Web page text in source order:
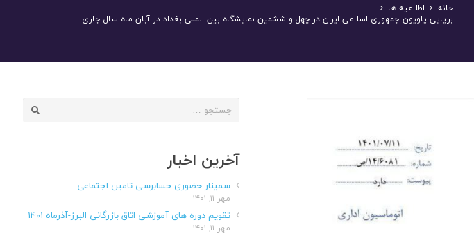
خانه
اطلاعیه ها
برپایی پاویون جمهوری اسلامی ایران در چهل و ششمین نمایشگاه بین المللی بغداد در آبان ماه سال جاری
جستجو
آخرین اخبار
سمینار حضوری حسابرسی تامین اجتماعی
مهر ۱۱, ۱۴۰۱
تقویم دوره های آموزشی اتاق بازرگانی البرز-آذرماه ۱۴۰۱
مهر ۱۱, ۱۴۰۱